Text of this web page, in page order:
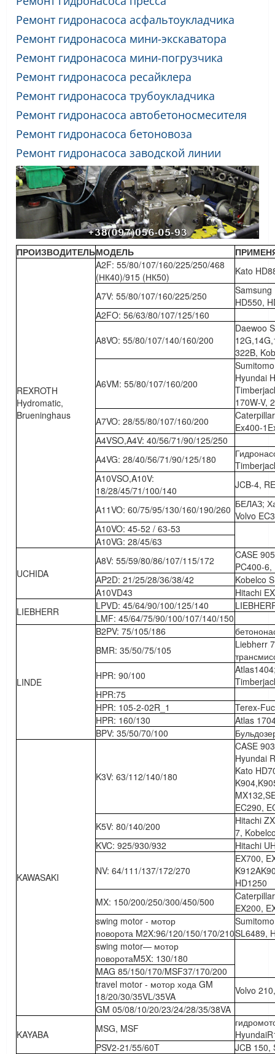
Ремонт гидронасоса асфальтоукладчика
Ремонт гидронасоса мини-экскаватора
Ремонт гидронасоса мини-погрузчика
Ремонт гидронасоса ресайклера
Ремонт гидронасоса трубоукладчика
Ремонт гидронасоса автобетоносмесителя
Ремонт гидронасоса бетоновоза
Ремонт гидронасоса заводской линии
ПРОИЗВОДИТЕЛЬМОДЕЛЬ
REXROTH
Hydromatic,
Brueninghaus
A2F: 55/80/107/160/225/250/468
(НК40)/915 (НК50)
Kato
A7V: 55/80/107/160/225/250
Samsung
HD550,
A2FO: 56/63/80/107/125/160
A8VO: 55/80/107/140/160/200
Daewoo
322B,
A6VM: 55/80/107/160/200
Hyundai
170W-V,
A7VO: 28/55/80/107/160/200
Ex400-
A4VSO,A4V: 40/56/71/90/125/250
A4VG: 28/40/56/71/90/125/180
A10VSO,A10V:
18/28/45/71/100/140
JCB-4,
A11VO: 60/75/95/130/160/190/260 БЕЛАЗ;
Volvo
A10VO: 45-52 / 63-53
A10VG: 28/45/63
UCHIDA
A8V: 55/59/80/86/107/115/172
CASE
PC400-
AP2D: 21/25/28/36/38/42
Kobelco
A10VD43
Hitachi
LIEBHERR
LPVD: 45/64/90/100/125/140
LMF: 45/64/75/90/100/107/140/150
LINDE
B2PV: 75/105/186
BMR: 35/50/75/105
Liebherr
HPR: 90/100
HPR:75
HPR: 105-2-02R_1
Terex-
HPR: 160/130
Atlas
BPV: 35/50/70/100
KAWASAKI
K3V: 63/112/140/180
CASE
Hyundai
Kato
EC290,
K5V: 80/140/200
Hitachi
7,
KVC: 925/930/932
Hitachi
NV: 64/111/137/172/270
EX700,
HD1250
MX: 150/200/250/300/450/500
EX200,
swing motor - мотор
поворота M2X:96/120/150/170/210SL6489,
swing motor— мотор
поворотаM5X: 130/180
MAG 85/150/170/MSF37/170/200
travel motor - мотор хода GM
18/20/30/35VL/35VA
Volvo
GM 05/08/10/20/23/24/28/35/38VA
KAYABA MSG, MSF
PSV2-21/55/60T
JCB 150,